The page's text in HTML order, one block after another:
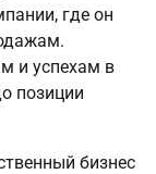
где он
и успехам в
позиции
бизнес